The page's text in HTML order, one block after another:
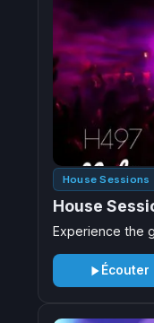
House Sessions
House
Experience the
Écouter